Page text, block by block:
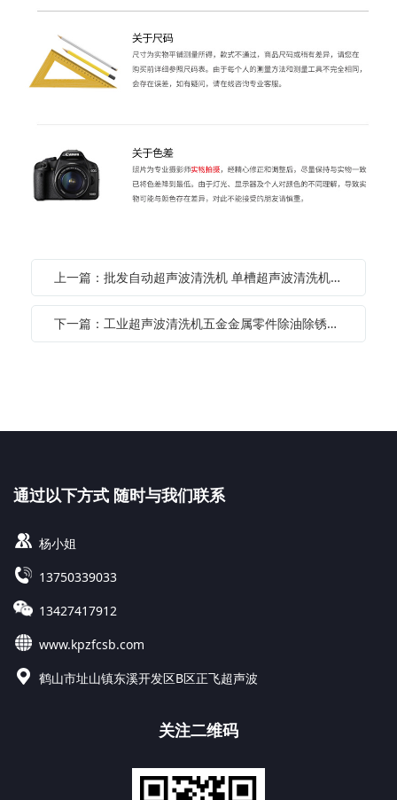
上一篇：批发自动超声波清洗机 单槽超声波清洗机超声波清洗设备
下一篇：工业超声波清洗机五金金属零件除油除锈除蜡多槽超声波清洗设备
通过以下方式 随时与我们联系
杨小姐
13750339033
13427417912
www.kpzfcsb.com
鹤山市址山镇东溪开发区B区正飞超声波
关注二维码